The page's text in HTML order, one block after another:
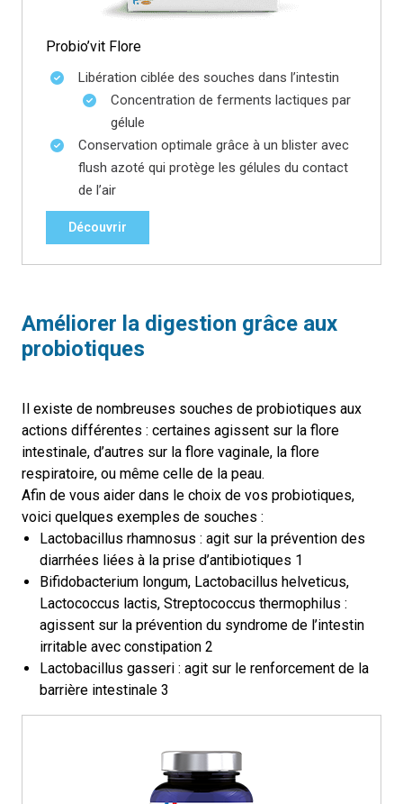
Probio’vit Flore
Libération ciblée des souches dans l’intestin
Concentration de ferments lactiques par
gélule
Conservation optimale grâce à un blister avec
flush azoté qui protège les gélules du contact
de l’air
Découvrir
Améliorer la digestion grâce aux
probiotiques
Il existe de nombreuses souches de probiotiques aux
actions différentes : certaines agissent sur la flore
intestinale, d’autres sur la flore vaginale, la flore
respiratoire, ou même celle de la peau.
Afin de vous aider dans le choix de vos probiotiques,
voici quelques exemples de souches :
Lactobacillus rhamnosus : agit sur la prévention des
diarrhées liées à la prise d’antibiotiques 1
Bifidobacterium longum, Lactobacillus helveticus,
Lactococcus lactis, Streptococcus thermophilus :
agissent sur la prévention du syndrome de l’intestin
irritable avec constipation 2
Lactobacillus gasseri : agit sur le renforcement de la
barrière intestinale 3